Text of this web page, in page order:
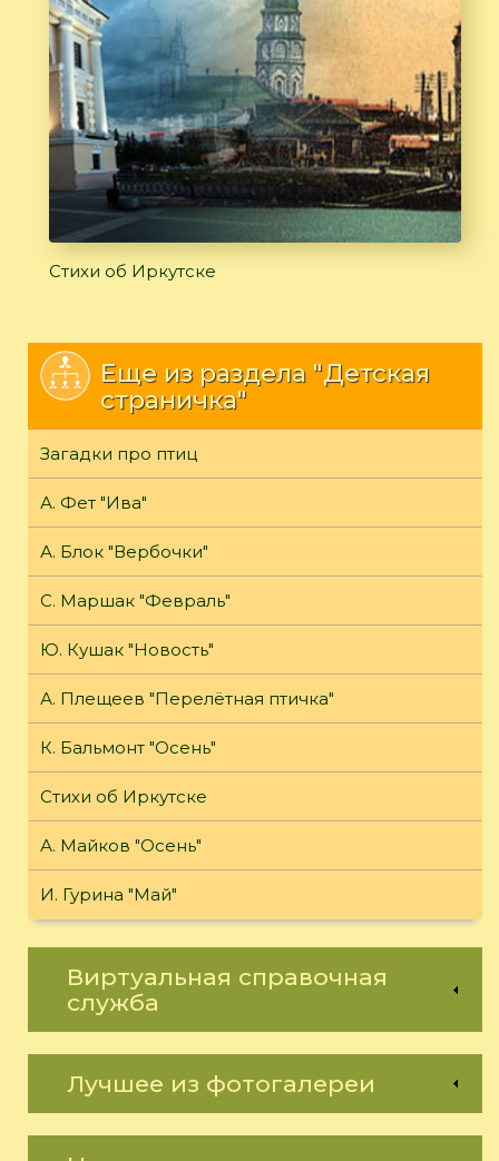
Стихи об Иркутске
Еще из раздела "Детская
страничка"
Загадки про птиц
А. Фет "Ива"
А. Блок "Вербочки"
С. Маршак "Февраль"
Ю. Кушак "Новость"
А. Плещеев "Перелётная птичка"
К. Бальмонт "Осень"
Стихи об Иркутске
А. Майков "Осень"
И. Гурина "Май"
Виртуальная справочная
служба
Лучшее из фотогалереи